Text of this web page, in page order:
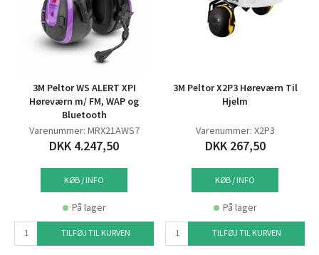
3M Peltor WS ALERT XPI
Høreværn m/ FM, WAP og
Bluetooth
Varenummer: MRX21AWS7
DKK 4.247,50
KØB / INFO
På lager
TILFØJ TIL KURVEN
3M Peltor X2P3 Høreværn Til
Hjelm
Varenummer: X2P3
DKK 267,50
KØB / INFO
På lager
TILFØJ TIL KURVEN